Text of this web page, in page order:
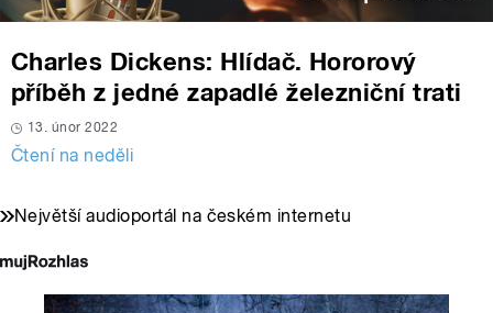
Charles Dickens: Hlídač. Hororový
příběh z jedné zapadlé železniční trati
13. únor 2022
Čtení na neděli
Největší audioportál na českém internetu